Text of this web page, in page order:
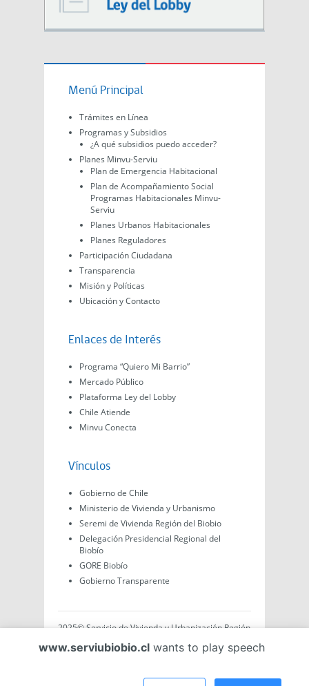
Menú Principal
Trámites en Línea
Programas y Subsidios
¿A qué subsidios puedo acceder?
Planes Minvu-Serviu
Plan de Emergencia Habitacional
Plan de Acompañamiento Social
Programas Habitacionales Minvu-
Serviu
Planes Urbanos Habitacionales
Planes Reguladores
Participación Ciudadana
Transparencia
Misión y Políticas
Ubicación y Contacto
Enlaces de Interés
Programa “Quiero Mi Barrio”
Mercado Público
Plataforma Ley del Lobby
Chile Atiende
Minvu Conecta
Vínculos
Gobierno de Chile
Ministerio de Vivienda y Urbanismo
Seremi de Vivienda Región del Biobio
Delegación Presidencial Regional del
Biobío
GORE Biobío
Gobierno Transparente
2025© Servicio de Vivienda y Urbanización Región
Región del Biobío, Chile. Todo el contenido de este
www.serviubiobio.cl wants to play speech